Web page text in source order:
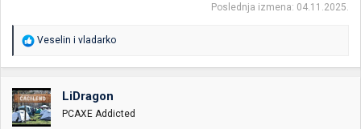
Poslednja izmena: 04.11.2025.
R
o
v
a
Veselin i vladarko
LiDragon
PCAXE Addicted